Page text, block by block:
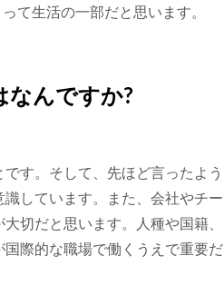
て生活の一部だと思います。
なんですか?
す。そして、先ほど言ったよう
しています。また、会社やチー
切だと思います。人種や国籍、
際的な職場で働くうえで重要だ